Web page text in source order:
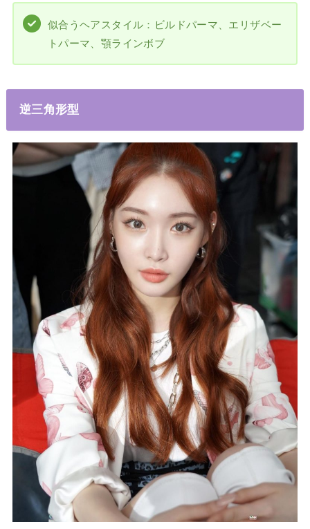
似合うヘアスタイル：ビルドパーマ、エリザベー
トパーマ、顎ラインボブ
逆三角形型